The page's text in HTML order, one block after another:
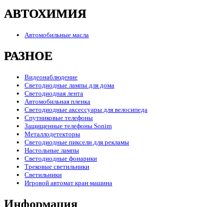
АВТОХИМИЯ
Автомобильные масла
РАЗНОЕ
Видеонаблюдение
Светодиодные лампы для дома
Светодиодная лента
Автомобильная пленка
Светодиодные аксессуары для велосипеда
Спутниковые телефоны
Защищенные телефоны Sonim
Металлодетекторы
Светодиодные пиксели для рекламы
Настольные лампы
Светодиодные фонарики
Трековые светильники
Светильники
Игровой автомат кран машина
Информация